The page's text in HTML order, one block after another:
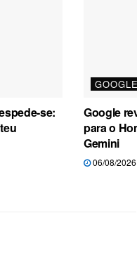
se:
GOOGLE
Google
para o
Gemini
06/08/2026